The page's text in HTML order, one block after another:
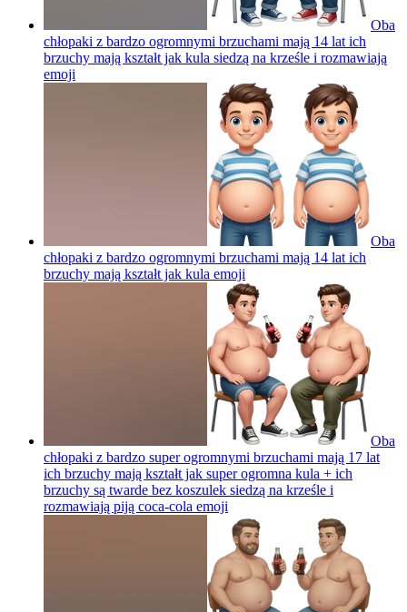
Oba
chłopaki z bardzo ogromnymi brzuchami mają 14 lat ich
brzuchy mają kształt jak kula siedzą na krześle i rozmawiają
emoji
Oba
chłopaki z bardzo ogromnymi brzuchami mają 14 lat ich
brzuchy mają kształt jak kula emoji
Oba
chłopaki z bardzo super ogromnymi brzuchami mają 17 lat
ich brzuchy mają kształt jak super ogromna kula + ich
brzuchy są twarde bez koszulek siedzą na krześle i
rozmawiają piją coca-cola emoji